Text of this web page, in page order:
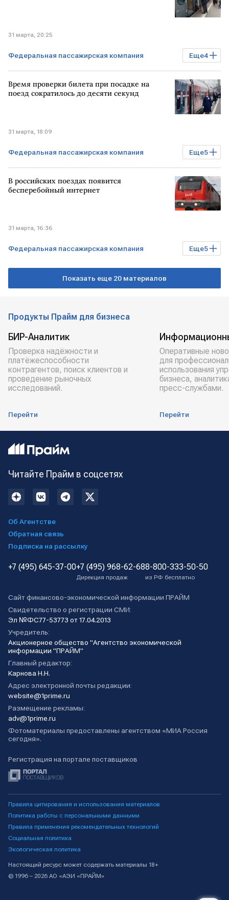
31 марта, 20:25
Еще4
Федеральная пассажирская компания
Бизнес РОССИЯ
САНКТ-ПЕТЕРБУРГ РЖД
Время проверки билета при посадке на
поезд сократилось до десяти секунд
31 марта, 18:09
Еще5
Федеральная пассажирская компания
Экономика Бизнес РОССИЯ
САНКТ-ПЕТЕРБУРГ РЖД
В российских поездах появится
бесперебойный интернет
31 марта, 16:36
Еще5
Федеральная пассажирская компания
Технологии Бизнес РОССИЯ
Показать еще 20 материалов
Продукты Прайм для бизнеса
БИР-Аналитик
Проверка надёжности и
платёжеспособности
контрагентов, поиск клиентов и
проведение рыночных
исследований.
Перейти
Оперативные
для
использования
бизнеса,
пресс-службами.
Перейти
Читайте Прайм в соцсетях
Об Агентстве
Обратная связь
Подписка на рассылку
+7 (495) 645-37-00+7 (495) 968-62-68
Дирекция продаж
8-800-333-50-50
из РФ бесплатно
Сайт финансово-экономической информации ПРАЙМ
Свидетельство о регистрации СМИ:
Эл №ФС77-53773 от 17.04.2013
Учредитель:
Акционерное общество "Агентство экономической
информации "ПРАЙМ"
Главный редактор:
Карнова Н.Н.
Адрес электронной почты редакции:
website@1prime.ru
Размещение рекламы:
adv@1prime.ru
Фотоматериалы предоставлены агентством «МИА Россия
сегодня».
Регистрация на портале поставщиков
Правила цитирования и использования материалов
Политика работы с персональными данными
Правила применения рекомендательных технологий
Социальная политика
Экологическая политика
Настоящий ресурс может содержать материалы 18+
© 1996 – 2026 АО «АЭИ «ПРАЙМ»